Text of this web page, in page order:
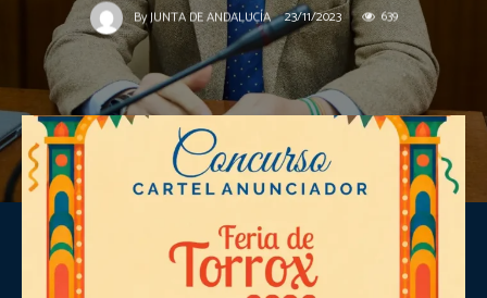
ByJUNTA DE ANDALUCÍA 23/11/2023 639